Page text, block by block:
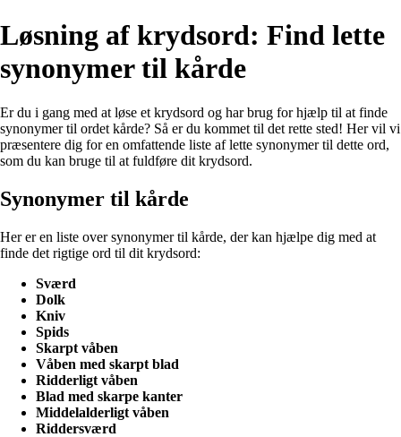
Løsning af krydsord: Find lette
synonymer til kårde
Er du i gang med at løse et krydsord og har brug for hjælp til at finde
synonymer til ordet kårde? Så er du kommet til det rette sted! Her vil vi
præsentere dig for en omfattende liste af lette synonymer til dette ord,
som du kan bruge til at fuldføre dit krydsord.
Synonymer til kårde
Her er en liste over synonymer til kårde, der kan hjælpe dig med at
finde det rigtige ord til dit krydsord:
Sværd
Dolk
Kniv
Spids
Skarpt våben
Våben med skarpt blad
Ridderligt våben
Blad med skarpe kanter
Middelalderligt våben
Riddersværd